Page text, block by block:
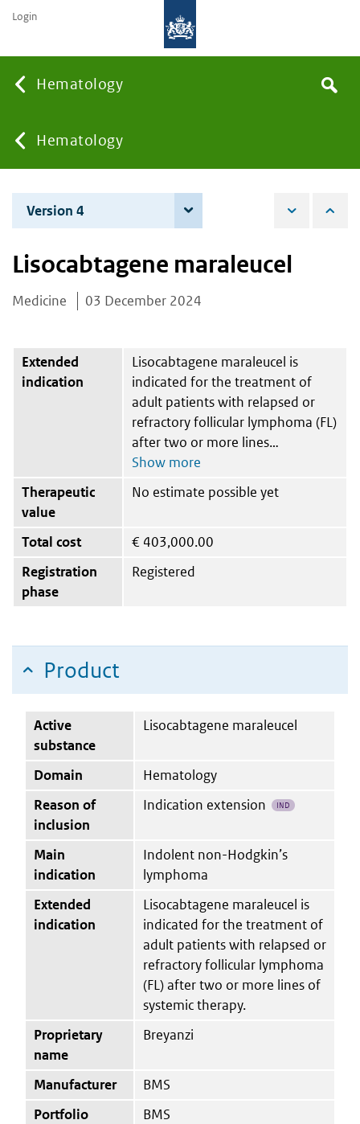
Hematology
You
are
here:
Hematology
the
Search
Login
Version 4
Lisocabtagene maraleucel
Medicine 03 December 2024
Extended
indication
Lisocabtagene maraleucel is
indicated for the treatment of
adult patients with relapsed or
refractory follicular lymphoma (FL)
after two or more lines
Therapeutic
value
No estimate possible yet
Total cost € 403,000.00
Registration
phase
Registered
Product
Active
substance
Lisocabtagene maraleucel
Domain
Hematology
Reason of
inclusion
Indication extension IND
Main
indication
Indolent non-Hodgkin’s
lymphoma
Extended
indication
Lisocabtagene maraleucel is
indicated for the treatment of
adult patients with relapsed or
refractory follicular lymphoma
(FL) after two or more lines of
systemic therapy.
Proprietary
name
Breyanzi
Manufacturer
BMS
Portfolio
BMS